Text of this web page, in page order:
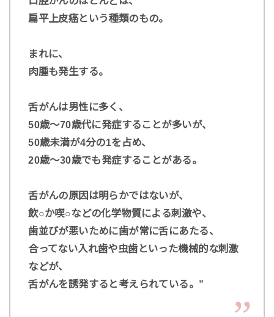
扁平上皮癌という種類のもの。
まれに、
肉腫も発生する。
舌がんは男性に多く、
50歳～70歳代に発症することが多いが、
50歳未満が4分の1を占め、
20歳～30歳でも発症することがある。
舌がんの原因は明らかではないが、
飲○か喫○などの化学物質による刺激や、
歯並びが悪いために歯が常に舌にあたる、
合ってない入れ歯や虫歯といった機械的な刺激
などが、
舌がんを誘発すると考えられている。”